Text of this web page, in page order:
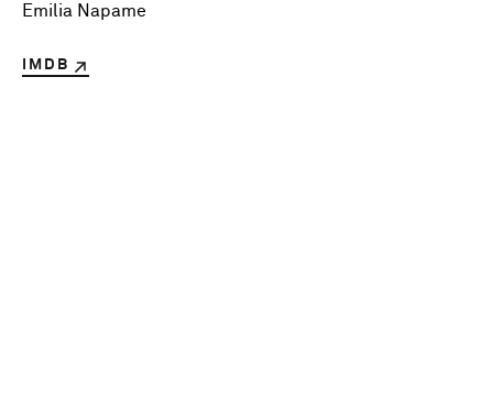
Emilia Napame
IMDB